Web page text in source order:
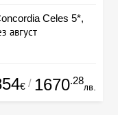
Celes 5*,
август
€ / 1670.28
лв.